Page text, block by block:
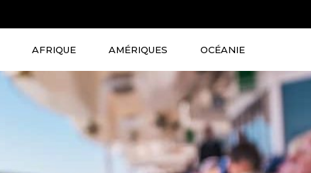
AFRIQUE AMÉRIQUES OCÉANIE